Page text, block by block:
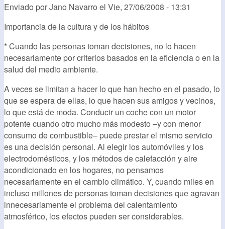
Enviado porJano Navarro el Vie, 27/06/2008 - 13:31
Importancia de la cultura y de los hábitos
* Cuando las personas toman decisiones, no lo hacen
necesariamente por criterios basados en la eficiencia o en la
salud del medio ambiente.
A veces se limitan a hacer lo que han hecho en el pasado, lo
que se espera de ellas, lo que hacen sus amigos y vecinos,
lo que está de moda. Conducir un coche con un motor
potente cuando otro mucho más modesto –y con menor
consumo de combustible– puede prestar el mismo servicio
es una decisión personal. Al elegir los automóviles y los
electrodomésticos, y los métodos de calefacción y aire
acondicionado en los hogares, no pensamos
necesariamente en el cambio climático. Y, cuando miles en
incluso millones de personas toman decisiones que agravan
innecesariamente el problema del calentamiento
atmosférico, los efectos pueden ser considerables.